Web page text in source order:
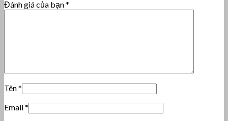
Đánh giá của bạn*
Tên*
Email*